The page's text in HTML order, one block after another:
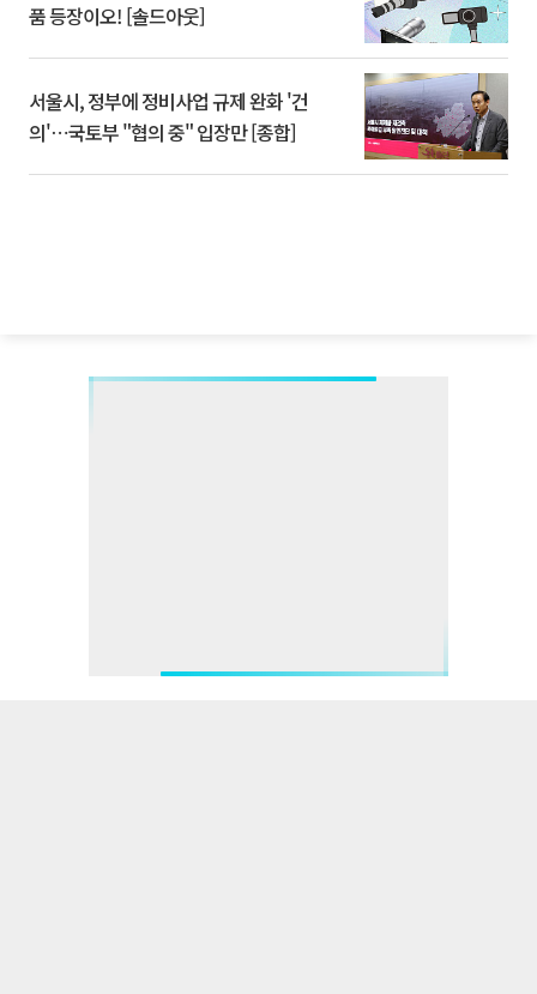
품 등장이오! [솔드아웃]
서울시, 정부에 정비사업 규제 완화 '건
의'⋯국토부 "협의 중" 입장만 [종합]